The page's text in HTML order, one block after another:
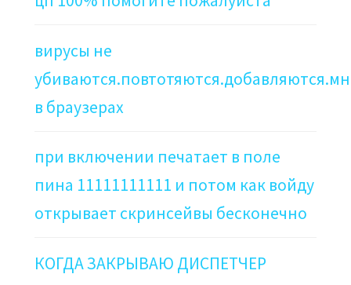
вирусы не
в браузерах
при включении печатает в поле
пина 11111111111 и потом как войду
открывает скринсейвы бесконечно
КОГДА ЗАКРЫВАЮ ДИСПЕТЧЕР